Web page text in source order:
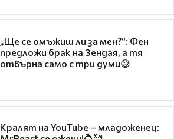
„Ще се омъжиш ли за мен?“: Фен
предложи брак на Зендая, а тя
отвърна само с три думи😅
Кралят на YouTube – младоженец: